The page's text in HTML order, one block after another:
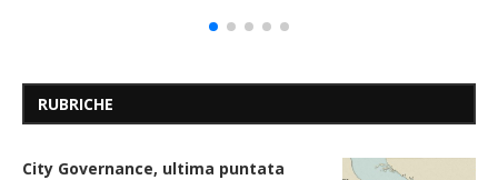
RUBRICHE
City Governance, ultima puntata